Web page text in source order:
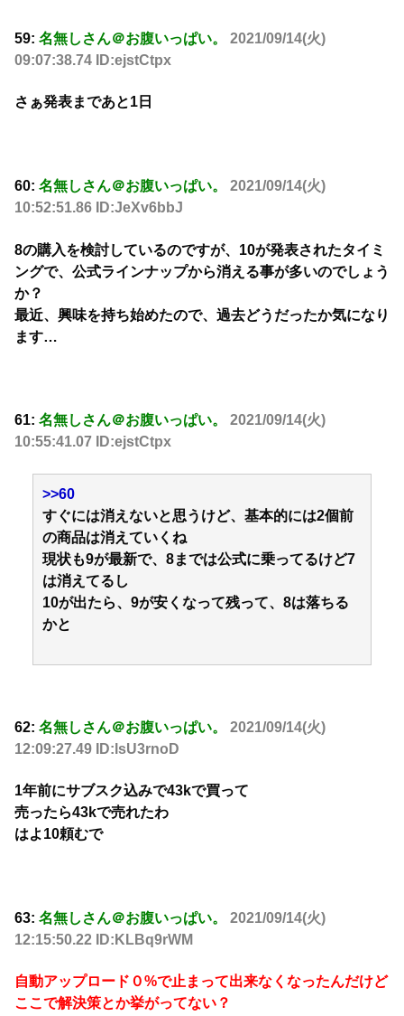
59: 名無しさん＠お腹いっぱい。
2021/09/14(火)
09:07:38.74 ID:ejstCtpx
さぁ発表まであと1日
60: 名無しさん＠お腹いっぱい。
2021/09/14(火)
10:52:51.86 ID:JeXv6bbJ
8の購入を検討しているのですが、10が発表されたタイミ
ングで、公式ラインナップから消える事が多いのでしょう
か？
最近、興味を持ち始めたので、過去どうだったか気になり
ます…
61: 名無しさん＠お腹いっぱい。
2021/09/14(火)
10:55:41.07 ID:ejstCtpx
>>60
すぐには消えないと思うけど、基本的には2個前
の商品は消えていくね
現状も9が最新で、8までは公式に乗ってるけど7
は消えてるし
10が出たら、9が安くなって残って、8は落ちる
かと
62: 名無しさん＠お腹いっぱい。
2021/09/14(火)
12:09:27.49 ID:lsU3rnoD
1年前にサブスク込みで43kで買って
売ったら43kで売れたわ
はよ10頼むで
63: 名無しさん＠お腹いっぱい。
2021/09/14(火)
12:15:50.22 ID:KLBq9rWM
自動アップロード０%で止まって出来なくなったんだけど
ここで解決策とか挙がってない？